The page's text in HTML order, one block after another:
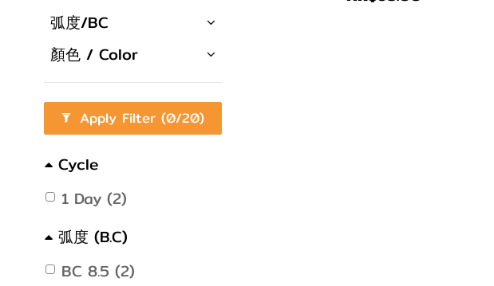
弧度/BC
顏色 / Color
Apply Filter (0/20)
Cycle
1 Day (2)
弧度 (B.C)
BC 8.5 (2)